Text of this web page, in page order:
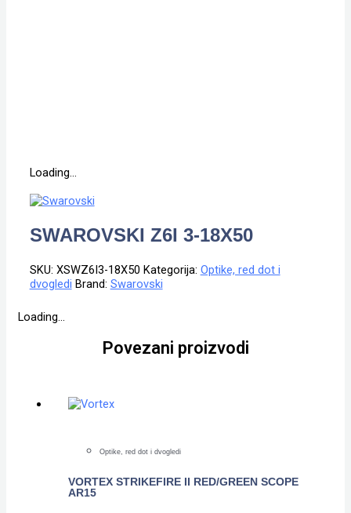
Loading...
SWAROVSKI Z6I 3-18X50
SKU: XSWZ6I3-18X50 Kategorija: Optike, red dot i
dvogledi Brand: Swarovski
Loading...
Povezani proizvodi
Optike, red dot i dvogledi
VORTEX STRIKEFIRE II RED/GREEN SCOPE
AR15